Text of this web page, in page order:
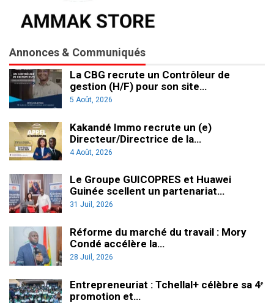
Annonces & Communiqués
La CBG recrute un Contrôleur de
gestion (H/F) pour son site…
5 Août, 2026
Kakandé Immo recrute un (e)
Directeur/Directrice de la…
4 Août, 2026
Le Groupe GUICOPRES et Huawei
Guinée scellent un partenariat…
31 Juil, 2026
Réforme du marché du travail : Mory
Condé accélère la…
28 Juil, 2026
Entrepreneuriat : Tchellal+ célèbre sa 4ᵉ
promotion et…